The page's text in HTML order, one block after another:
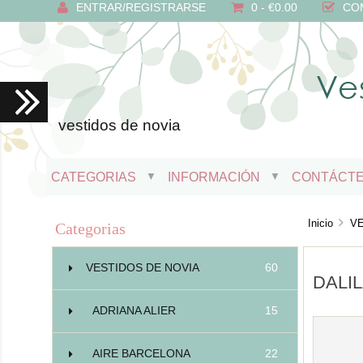
ENTRAR/REGISTRARSE 0 - €0.00
vestidos de novia
CATEGORIAS ▼ INFORMACIÓN ▼
Categorias
VESTIDOS DE NOVIA 60
ADRIANA ALIER 15
AIRE BARCELONA 22
Inicio